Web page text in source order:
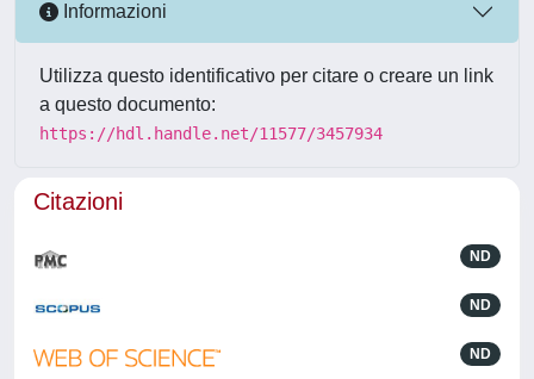
Informazioni
Utilizza questo identificativo per citare o creare un link
a questo documento:
https://hdl.handle.net/11577/3457934
Citazioni
ND
ND
ND